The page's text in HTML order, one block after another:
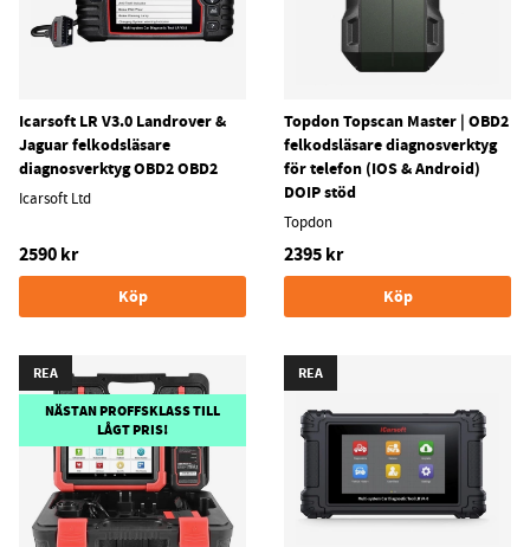
Icarsoft LR V3.0 Landrover &
Jaguar felkodsläsare
diagnosverktyg OBD2 OBD2
Icarsoft Ltd
2590 kr
Köp
Topdon Topscan Master | OBD2
felkodsläsare diagnosverktyg
för telefon (IOS & Android)
DOIP stöd
Topdon
2395 kr
Köp
REA
NÄSTAN PROFFSKLASS TILL
LÅGT PRIS!
REA